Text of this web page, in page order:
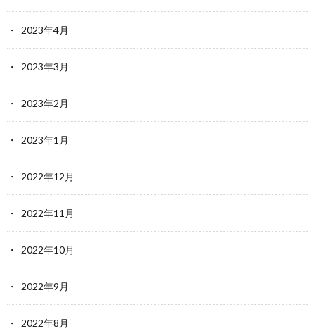
2023年4月
2023年3月
2023年2月
2023年1月
2022年12月
2022年11月
2022年10月
2022年9月
2022年8月